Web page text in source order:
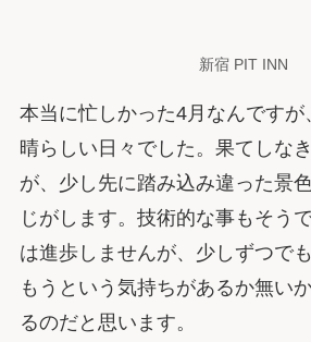
新宿 PIT INN
本当に忙しかった4月なんです
晴らしい日々でした。果てしな
が、少し先に踏み込み違った景
じがします。技術的な事もそう
は進歩しませんが、少しずつで
もうという気持ちがあるか無い
るのだと思います。